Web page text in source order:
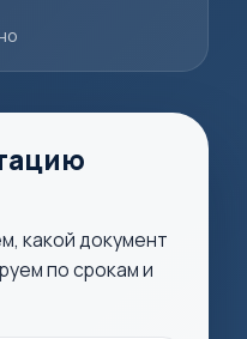
какой документ
по срокам и